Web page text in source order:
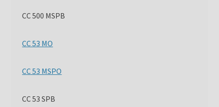
CC 500 MSPB
CC 53 MO
CC 53 MSPO
CC 53 SPB